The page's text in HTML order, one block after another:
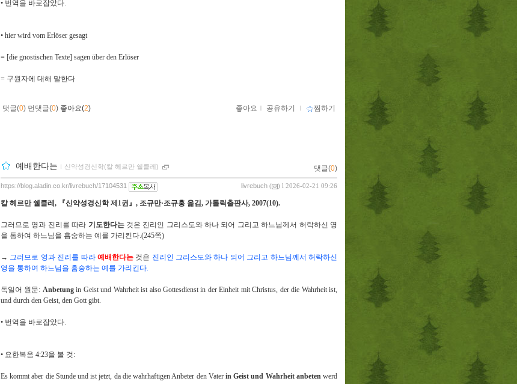
• 번역을 바로잡았다.
• hier wird vom Erlöser gesagt
= [die gnostischen Texte] sagen über den Erlöser
= 구원자에 대해 말한다
댓글(0) 먼댓글(0) 좋아요(2) 좋아요 ｌ 공유하기 ｌ 찜하기
예배한다는 ｌ 신약성경신학(칼 헤르만 쉘클레) 댓글(0)
livrebuch ( ) l 2026-02-21 09:26
https://blog.aladin.co.kr/livrebuch/17104531
칼 헤르만 쉘클레, 『신약성경신학 제1권』 , 조규만·조규홍 옮김, 가톨릭출판사, 2007(10).
그러므로 영과 진리를 따라 기도한다는 것은 진리인 그리스도와 하나 되어 그리고 하느님께서 허락하신 영
을 통하여 하느님을 흠숭하는 예를 가리킨다.(245쪽)
→ 그러므로 영과 진리를 따라 예배한다는 것은 진리인 그리스도와 하나 되어 그리고 하느님께서 허락하신
영을 통하여 하느님을 흠숭하는 예를 가리킨다.
독일어 원문: Anbetung in Geist und Wahrheit ist also Gottesdienst in der Einheit mit Christus, der die Wahrheit ist,
und durch den Geist, den Gott gibt.
• 번역을 바로잡았다.
• 요한복음 4:23을 볼 것:
Es kommt aber die Stunde und ist jetzt, da die wahrhaftigen Anbeter den Vater in Geist und Wahrheit anbeten werd